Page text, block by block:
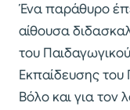
Ένα παράθυρο
αίθουσα
του
Εκπαίδευσης
Βόλο και για τον